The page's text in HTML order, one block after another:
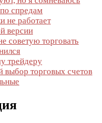
спредам
не работает
версии
советую торговать
трейдеру
выбор торговых счетов